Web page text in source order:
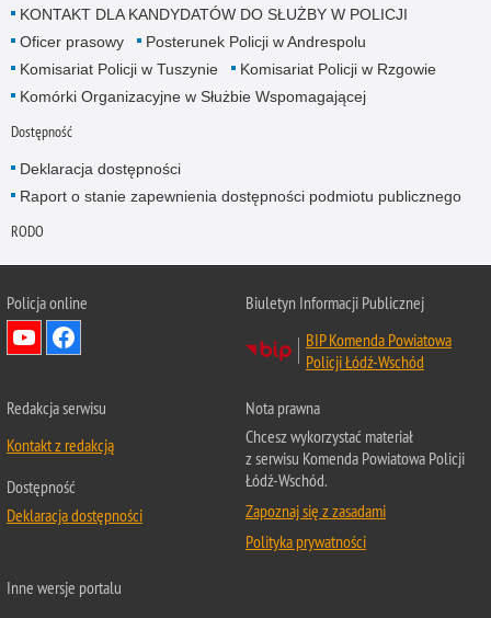
KONTAKT DLA KANDYDATÓW DO SŁUŻBY W POLICJI
Oficer prasowy
Posterunek Policji w Andrespolu
Komisariat Policji w Tuszynie
Komisariat Policji w Rzgowie
Komórki Organizacyjne w Służbie Wspomagającej
Dostępność
Deklaracja dostępności
Raport o stanie zapewnienia dostępności podmiotu publicznego
RODO
Policja online
Biuletyn Informacji Publicznej
BIP Komenda Powiatowa
Policji Łódź-Wschód
Redakcja serwisu
Kontakt z redakcją
Dostępność
Deklaracja dostępności
Nota prawna
Chcesz wykorzystać materiał
z serwisu Komenda Powiatowa Policji
Łódź-Wschód.
Zapoznaj się z zasadami
Polityka prywatności
Inne wersje portalu